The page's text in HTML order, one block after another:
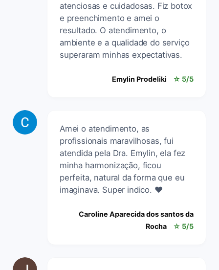
atenciosas e cuidadosas. Fiz botox
e preenchimento e amei o
resultado. O atendimento, o
ambiente e a qualidade do serviço
superaram minhas expectativas.
Emylin Prodeliki ☆ 5/5
Amei o atendimento, as
profissionais maravilhosas, fui
atendida pela Dra. Emylin, ela fez
minha harmonização, ficou
perfeita, natural da forma que eu
imaginava. Super indico. ❤️
Caroline Aparecida dos santos da
Rocha
☆ 5/5